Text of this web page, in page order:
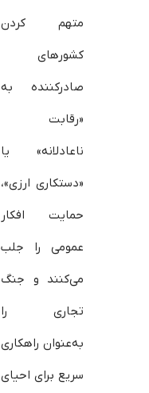
متهم کردن
کشورهای
صادرکننده به
«رقابت
ناعادلانه» یا
«دستکاری ارزی»،
حمایت افکار
عمومی را جلب
می‌کنند و جنگ
تجاری را
به‌عنوان راهکاری
سریع برای احیای